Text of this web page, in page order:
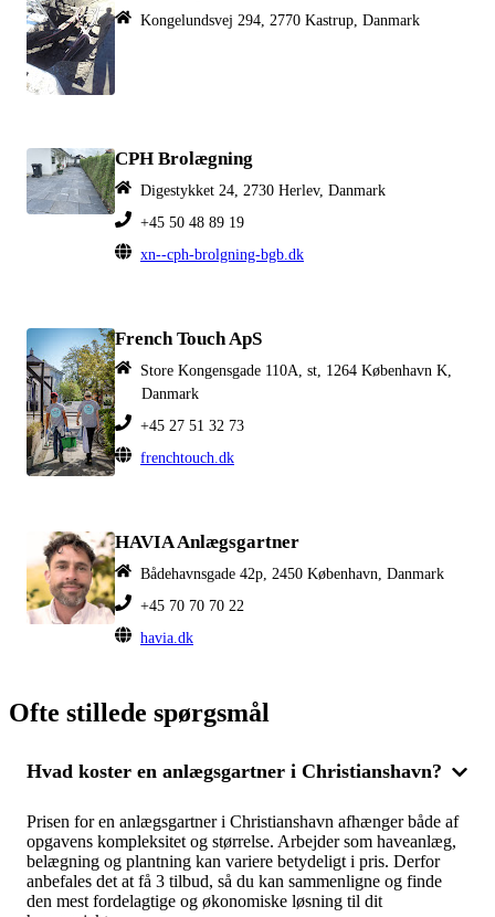
Kongelundsvej 294, 2770 Kastrup, Danmark
CPH Brolægning
Digestykket 24, 2730 Herlev, Danmark
+45 50 48 89 19
xn--cph-brolgning-bgb.dk
French Touch ApS
Store Kongensgade 110A, st, 1264 København K,
Danmark
+45 27 51 32 73
frenchtouch.dk
HAVIA Anlægsgartner
Bådehavnsgade 42p, 2450 København, Danmark
+45 70 70 70 22
havia.dk
Ofte stillede spørgsmål
Hvad koster en anlægsgartner i Christianshavn?
Prisen for en anlægsgartner i Christianshavn afhænger både af
opgavens kompleksitet og størrelse. Arbejder som haveanlæg,
belægning og plantning kan variere betydeligt i pris. Derfor
anbefales det at få 3 tilbud, så du kan sammenligne og finde
den mest fordelagtige og økonomiske løsning til dit